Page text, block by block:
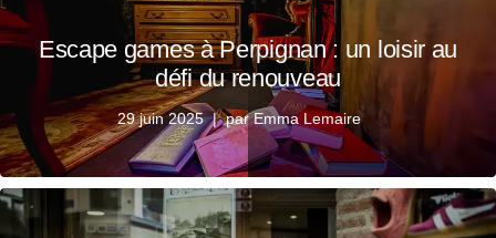
Escape games à Perpignan : un loisir au
défi du renouveau
29 juin 2025 parEmma Lemaire